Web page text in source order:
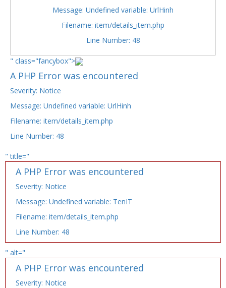
Message: Undefined variable: UrlHinh
Filename: item/details_item.php
Line Number: 48
" class="fancybox">
A PHP Error was encountered
Severity: Notice
Message: Undefined variable: UrlHinh
Filename: item/details_item.php
Line Number: 48
" title="
A PHP Error was encountered
Severity: Notice
Message: Undefined variable: TenIT
Filename: item/details_item.php
Line Number: 48
" alt="
A PHP Error was encountered
Severity: Notice